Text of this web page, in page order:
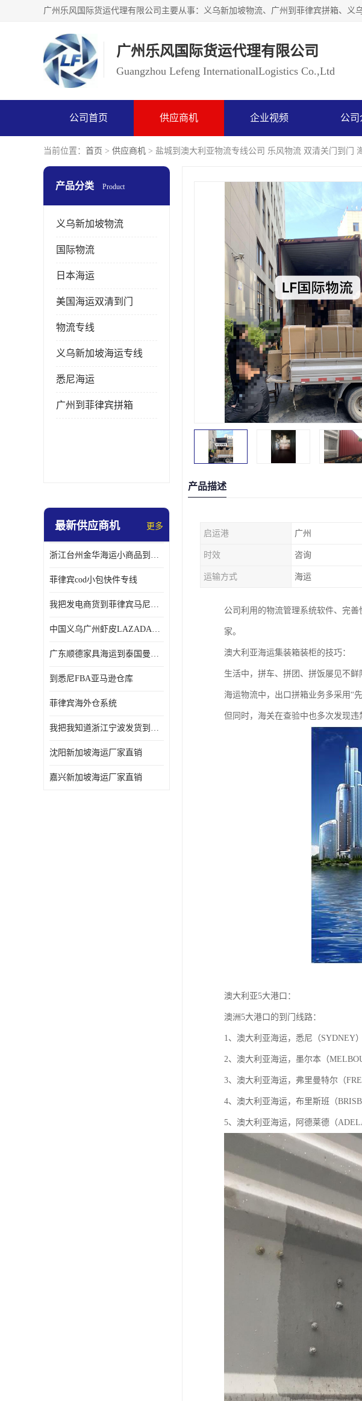
广州乐风国际货运代理有限公司
Guangzhou Lefeng InternationalLogistics Co.,Ltd
公司首页 供应商机 企业视频 公司
当前位置： 首页 > 供应商机 > 盐城到澳大利亚物流专线公司 乐风物流 双清关门到门
产品分类 Product
义乌新加坡物流
国际物流
日本海运
美国海运双清到门
物流专线
义乌新加坡海运专线
悉尼海运
广州到菲律宾拼箱
最新供应商机 更多
浙江台州金华海运小商品到菲律宾马尼拉怎样收费
菲律宾cod小包快件专线
我把发电商货到菲律宾马尼拉独立站海运经验告诉您
中国义乌广州虾皮LAZADA电商货海运菲律宾怎样收费
广东顺德家具海运到泰国曼谷需要提供什么资料给海运公司呢
到悉尼FBA亚马逊仓库
菲律宾海外仓系统
我把我知道浙江宁波发货到菲律宾马尼拉海运流程告诉您
沈阳新加坡海运厂家直销
嘉兴新加坡海运厂家直销
产品描述
启运港 广州
时效 咨询
运输方式 海运
公司利用的物流管理系统软件、完
家。
澳大利亚海运集装箱装柜的技巧：
生活中，拼车、拼团、拼饭屡见不鲜
海运物流中，出口拼箱业务多采用“
但同时，海关在查验中也多次发现违
澳大利亚5大港口：
澳洲5大港口的到门线路：
1、澳大利亚海运，悉尼（SYDNEY
2、澳大利亚海运，墨尔本（
3、澳大利亚海运，弗里曼特尔（
4、澳大利亚海运，布里斯班（
5、澳大利亚海运，阿德莱德（